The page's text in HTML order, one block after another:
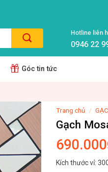
Hotline liên
0946 22
Góc tin tức
Trang chủ /
Gạch
690.000
Kích thước vỉ: